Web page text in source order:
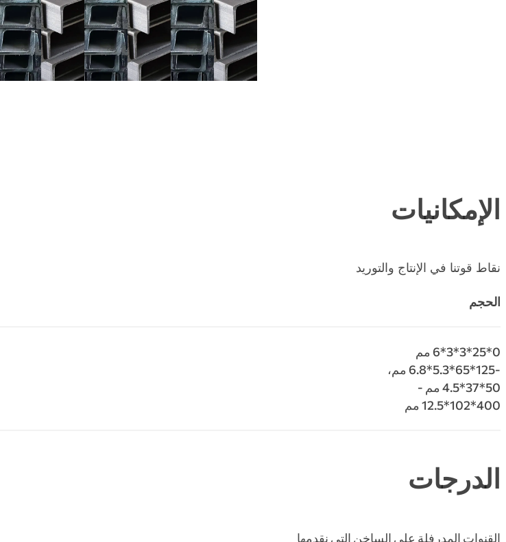
الإمكانيات
نقاط قوتنا في الإنتاج والتوريد
الحجم
0*25*3*3*6 مم
-125*65*5.3*6.8 مم،
50*37*4.5 مم -
400*102*12.5 مم
الدرجات
القنوات المدرفلة على الساخن التي نقدمها